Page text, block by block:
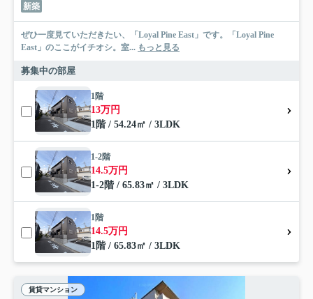
新築
ぜひ一度見ていただきたい、「Loyal Pine East」です。「Loyal Pine
East」のここがイチオシ。室... もっと見る
募集中の部屋
1階
13万円
1階 / 54.24㎡ / 3LDK
1-2階
14.5万円
1-2階 / 65.83㎡ / 3LDK
1階
14.5万円
1階 / 65.83㎡ / 3LDK
賃貸マンション